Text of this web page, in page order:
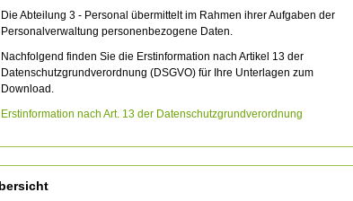
Die Abteilung 3 - Personal übermittelt im Rahmen ihrer Aufgaben der
Personalverwaltung personenbezogene Daten.
Nachfolgend finden Sie die Erstinformation nach Artikel 13 der
Datenschutzgrundverordnung (DSGVO) für Ihre Unterlagen zum
Download.
Erstinformation nach Art. 13 der Datenschutzgrundverordnung